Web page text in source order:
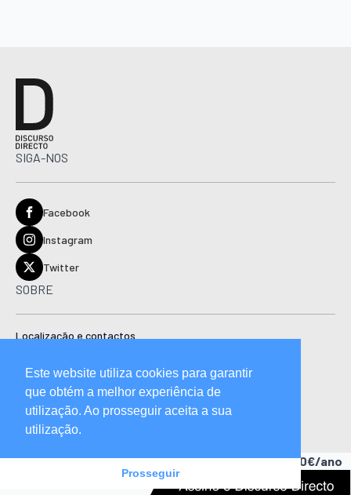
SIGA-NOS
Facebook
Instagram
Twitter
SOBRE
Localização e contactos
Ficha técnica
Manual de boas práticas editoriais e código de conduta
Descubra as vantagens de ser assinante.A partir de 15,90€/ano
Este website utiliza cookies para garantir
que obtém a melhor experiência de
utilização. Ao prosseguir aceita a sua
utilização.
Prosseguir